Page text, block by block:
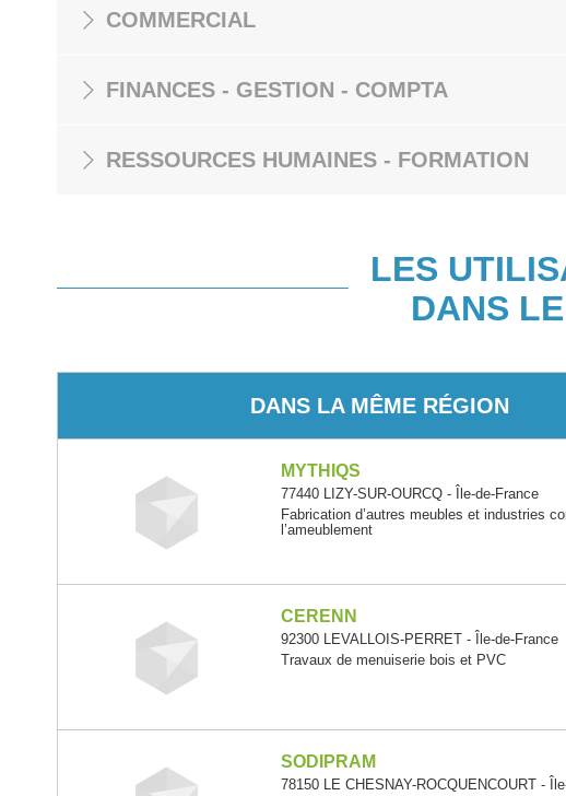
COMMERCIAL
FINANCES - GESTION - COMPTA
RESSOURCES HUMAINES - FORMATION
LES
DANS
DANS LA MÊME RÉGION
MYTHIQS
77440 LIZY-SUR-OURCQ - Île-de-France
Fabrication d’autres meubles et industries
l’ameublement
CERENN
92300 LEVALLOIS-PERRET - Île-de-France
Travaux de menuiserie bois et PVC
SODIPRAM
78150 LE CHESNAY-ROCQUENCOURT -